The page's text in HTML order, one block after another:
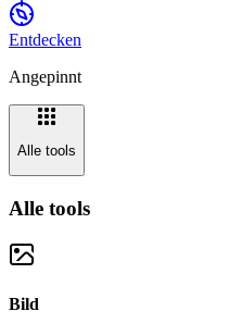
Entdecken
Angepinnt
Alle tools
Alle tools
Bild